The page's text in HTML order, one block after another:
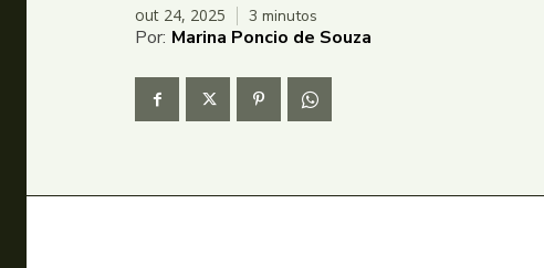
out 24, 2025 3 minutos
Por: Marina Poncio de Souza